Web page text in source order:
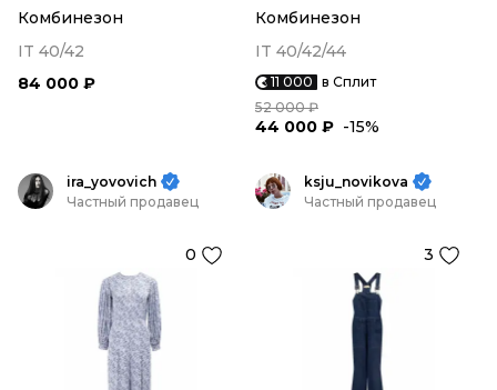
Комбинезон
IT 40/42
84 000 ₽
Комбинезон
IT 40/42/44
11 000 в Сплит
52 000 ₽
44 000 ₽ -15%
ira_yovovich
Частный продавец
0
ksju_novikova
Частный продавец
3